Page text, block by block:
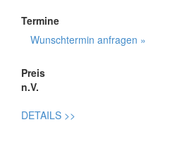
Termine
Wunschtermin anfragen »
Preis
n.V.
DETAILS >>